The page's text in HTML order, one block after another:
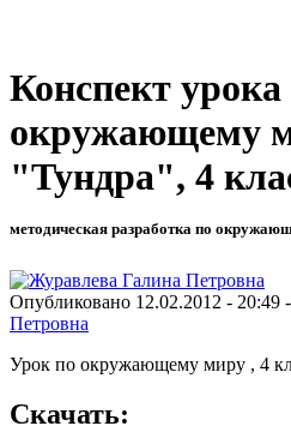
Конспект урока
окружающему
"Тундра", 4
методическая разработка по
Опубликовано 12.02.2012 - 20:49 -
Петровна
Урок по окружающему миру , 4
Скачать: